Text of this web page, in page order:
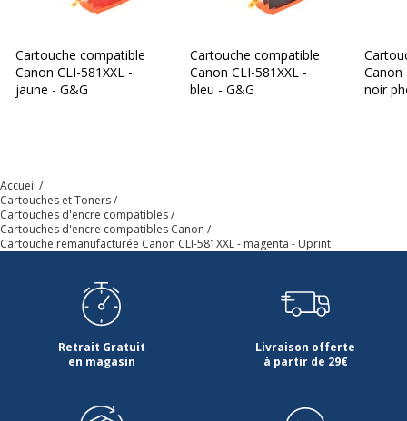
Cartouche compatible
Canon CLI-581XXL -
jaune - G&G
Cartouche compatible
Canon CLI-581XXL -
bleu - G&G
Canon
noir
Accueil
Cartouches et Toners
Cartouches d'encre compatibles
Cartouches d'encre compatibles Canon
Cartouche remanufacturée Canon CLI-581XXL - magenta - Uprint
Retrait Gratuit
en magasin
Livraison offerte
à partir de 29€